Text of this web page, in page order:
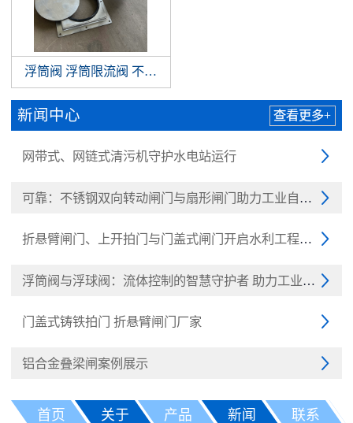
新闻中心 查看更多+

网带式、网链式清污机守护水电站运行

可靠：不锈钢双向转动闸门与扇形闸门助力工业自动化

折悬臂闸门、上开拍门与门盖式闸门开启水利工程新纪元

浮筒阀与浮球阀：流体控制的智慧守护者 助力工业与民生

门盖式铸铁拍门 折悬臂闸门厂家

铝合金叠梁闸案例展示
首页 关于 产品 新闻 联系